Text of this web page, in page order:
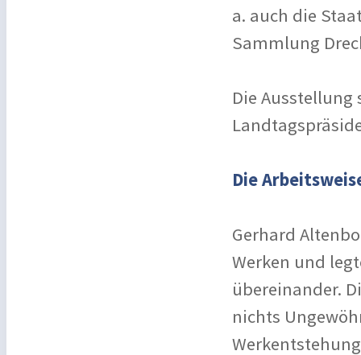
a. auch die
Sammlung
Die
Die
Gerhard
Werken und
übereinander.
nichts